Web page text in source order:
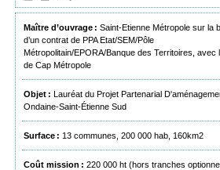
Maître d’ouvrage : Saint-Etienne Métropole sur la
d’un contrat de PPA Etat/SEM/Pôle
Métropolitain/EPORA/Banque des Territoires, avec
de Cap Métropole
Objet : Lauréat du Projet Partenarial
Ondaine-Saint-Étienne Sud
Surface : 13 communes, 200 000 hab, 160km2
Coût mission : 220 000 ht (hors tranches